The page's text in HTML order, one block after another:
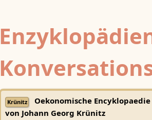
Krünitz
Oekonomische Encyklopaedie
von Johann Georg Krünitz